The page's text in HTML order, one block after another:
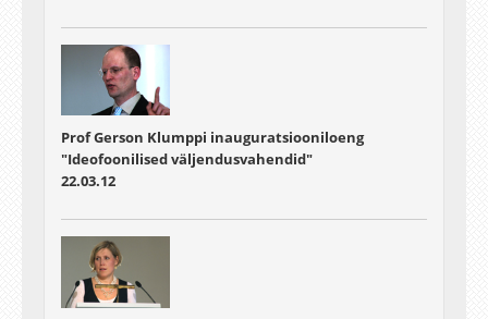
Prof Gerson Klumppi inauguratsiooniloeng
"Ideofoonilised väljendusvahendid"
22.03.12